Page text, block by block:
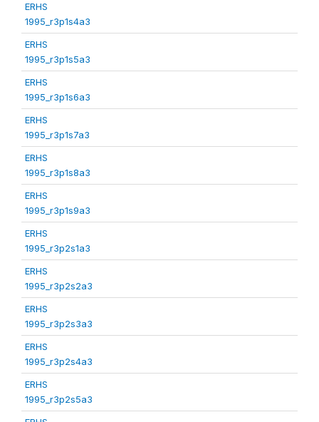
ERHS
1995_r3p1s4a3
ERHS
1995_r3p1s5a3
ERHS
1995_r3p1s6a3
ERHS
1995_r3p1s7a3
ERHS
1995_r3p1s8a3
ERHS
1995_r3p1s9a3
ERHS
1995_r3p2s1a3
ERHS
1995_r3p2s2a3
ERHS
1995_r3p2s3a3
ERHS
1995_r3p2s4a3
ERHS
1995_r3p2s5a3